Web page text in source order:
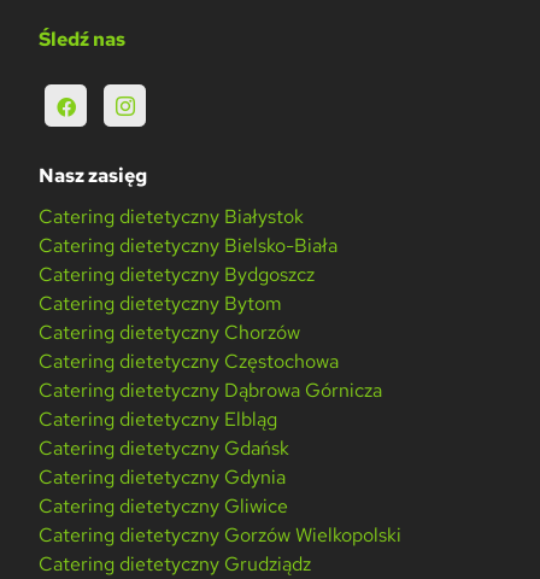
Śledź nas
Nasz zasięg
Catering dietetyczny Białystok
Catering dietetyczny Bielsko-Biała
Catering dietetyczny Bydgoszcz
Catering dietetyczny Bytom
Catering dietetyczny Chorzów
Catering dietetyczny Częstochowa
Catering dietetyczny Dąbrowa Górnicza
Catering dietetyczny Elbląg
Catering dietetyczny Gdańsk
Catering dietetyczny Gdynia
Catering dietetyczny Gliwice
Catering dietetyczny Gorzów Wielkopolski
Catering dietetyczny Grudziądz